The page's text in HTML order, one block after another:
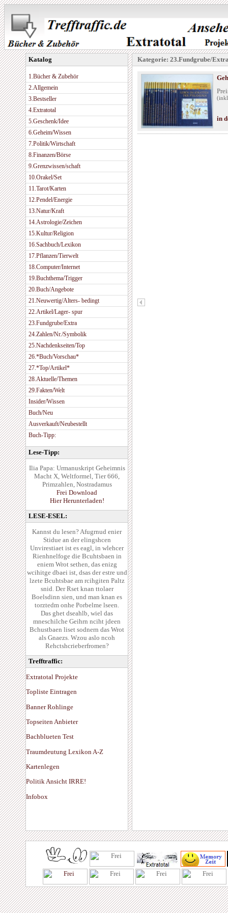
Katalog
1.Bücher & Zubehör
2.Allgemein
3.Bestseller
4.Extratotal
5.Geschenk/Idee
6.Geheim/Wissen
7.Politik/Wirtschaft
8.Finanzen/Börse
9.Grenzwissen/schaft
10.Orakel/Set
11.Tarot/Karten
12.Pendel/Energie
13.Natur/Kraft
14.Astrologie/Zeichen
15.Kultur/Religion
16.Sachbuch/Lexikon
17.Pflanzen/Tierwelt
18.Computer/Internet
19.Buchthema/Trigger
20.Buch/Angebote
21.Neuwertig/Alters- bedingt
22.Artikel/Lager- spur
23.Fundgrube/Extra
24.Zahlen/Nr./Symbolik
25.Nachdenkseiten/Top
26.*Buch/Vorschau*
27.*Top/Artikel*
28.Aktuelle/Themen
29.Fakten/Welt
Insider/Wissen
Buch/Neu
Ausverkauft/Neubestellt
Buch-Tipp:
Lese-Tipp:
Ilia Papa: Urmanuskript Geheimnis
Macht X, Weltformel, Tier 666,
Primzahlen, Nostradamus
Frei Download
Hier Herunterladen!
LESE-ESEL:
Kannst du lesen? Afugrnud enier
Stidue an der elingshcen
Unvirestiaet ist es eagl, in wlehcer
Rienhnelfoge die Bcuhtsbaen in
eniem Wrot sethen, das enizg
wcihitge dbaei ist, dsas der estre und
lzete Bcuhtsbae am rcihgiten Paltz
snid. Der Rset knan ttolaer
Boelsdinn sien, und man knan es
torztedm onhe Porbelme lseen.
Das ghet dseahlb, wiel das
mneschilche Geihrn nciht jdeen
Bchustbaen liset sodnern das Wrot
als Gnaezs. Wzou aslo ncoh
Rehctshcrieberfromen?
Trefftraffic:
Extratotal Projekte
Topliste Eintragen
Banner Rohlinge
Topseiten Anbieter
Bachblueten Test
Traumdeutung Lexikon A-Z
Kartenlegen
Politik Ansicht IRRE!
Infobox
Kategorie: 23.Fundgrube/
in